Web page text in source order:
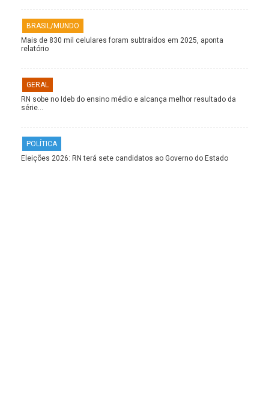
BRASIL/MUNDO
Mais de 830 mil celulares foram subtraídos em 2025, aponta
relatório
GERAL
RN sobe no Ideb do ensino médio e alcança melhor resultado da
série…
POLÍTICA
Eleições 2026: RN terá sete candidatos ao Governo do Estado